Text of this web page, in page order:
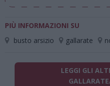
PIÙ INFORMAZIONI SU
busto arsizio
gallarate
LEGGI GLI